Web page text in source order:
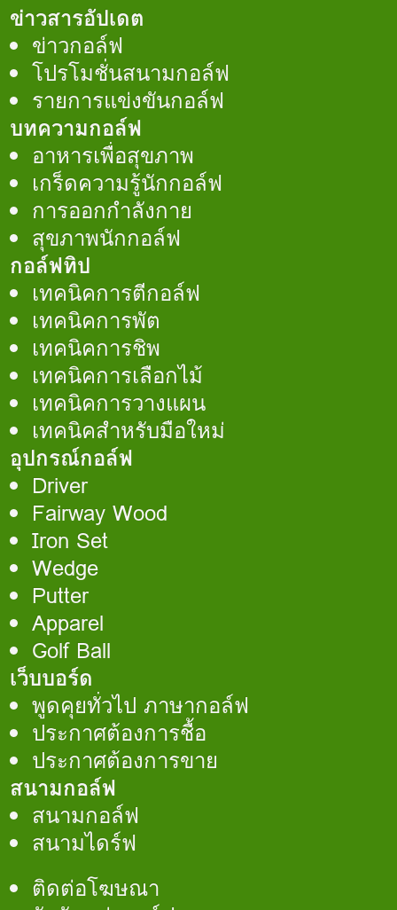
ข่าวสารอัปเดต
ข่าวกอล์ฟ
โปรโมชั่นสนามกอล์ฟ
รายการแข่งขันกอล์ฟ
บทความกอล์ฟ
อาหารเพื่อสุขภาพ
เกร็ดความรู้นักกอล์ฟ
การออกกำลังกาย
สุขภาพนักกอล์ฟ
กอล์ฟทิป
เทคนิคการตีกอล์ฟ
เทคนิคการพัต
เทคนิคการชิพ
เทคนิคการเลือกไม้
เทคนิคการวางแผน
เทคนิคสำหรับมือใหม่
อุปกรณ์กอล์ฟ
Driver
Fairway Wood
Iron Set
Wedge
Putter
Apparel
Golf Ball
เว็บบอร์ด
พูดคุยทั่วไป ภาษากอล์ฟ
ประกาศต้องการชื้อ
ประกาศต้องการขาย
สนามกอล์ฟ
สนามกอล์ฟ
สนามไดร์ฟ
ติดต่อโฆษณา